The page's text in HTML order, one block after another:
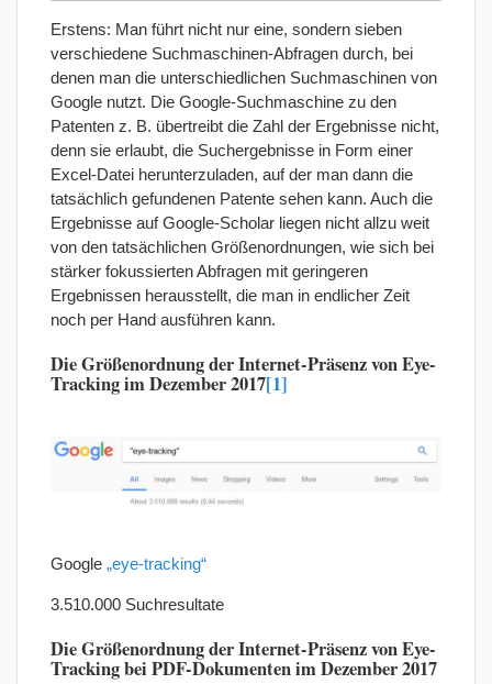
Erstens: Man führt nicht nur eine, sondern sieben
verschiedene Suchmaschinen-Abfragen durch, bei
denen man die unterschiedlichen Suchmaschinen von
Google nutzt. Die Google-Suchmaschine zu den
Patenten z. B. übertreibt die Zahl der Ergebnisse nicht,
denn sie erlaubt, die Suchergebnisse in Form einer
Excel-Datei herunterzuladen, auf der man dann die
tatsächlich gefundenen Patente sehen kann. Auch die
Ergebnisse auf Google-Scholar liegen nicht allzu weit
von den tatsächlichen Größenordnungen, wie sich bei
stärker fokussierten Abfragen mit geringeren
Ergebnissen herausstellt, die man in endlicher Zeit
noch per Hand ausführen kann.
Die Größenordnung der Internet-Präsenz von Eye-
Tracking im Dezember 2017[1]
Google „eye-tracking“
3.510.000 Suchresultate
Die Größenordnung der Internet-Präsenz von Eye-
Tracking bei PDF-Dokumenten im Dezember 2017